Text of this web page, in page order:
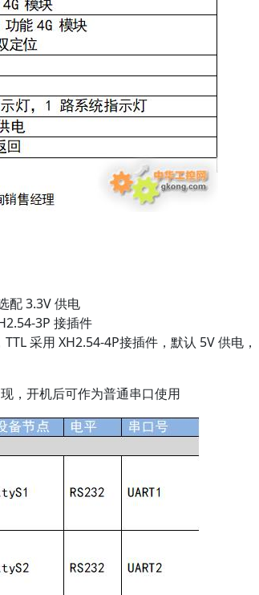
配 3.3V 供电
3P 接插件
采用 XH2.54-4P接插件，默认 5V 供电，
，开机后可作为普通串口使用